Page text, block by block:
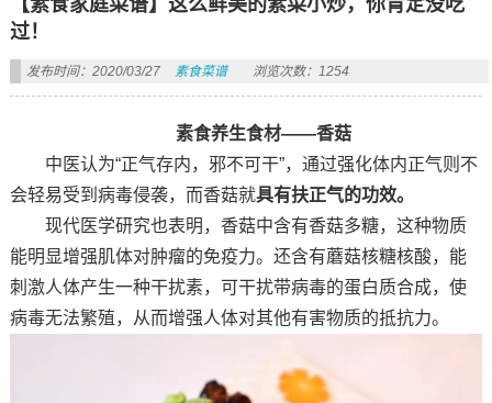
【素食家庭菜谱】这么鲜美的素菜小炒，你肯定没吃
过！
发布时间：2020/03/27 素食菜谱 浏览次数：1254
素食养生食材——香菇
中医认为“正气存内，邪不可干”，通过强化体内正气则不
会轻易受到病毒侵袭，而香菇就具有扶正气的功效。
现代医学研究也表明，香菇中含有香菇多糖，这种物质
能明显增强肌体对肿瘤的免疫力。还含有蘑菇核糖核酸，能
刺激人体产生一种干扰素，可干扰带病毒的蛋白质合成，使
病毒无法繁殖，从而增强人体对其他有害物质的抵抗力。